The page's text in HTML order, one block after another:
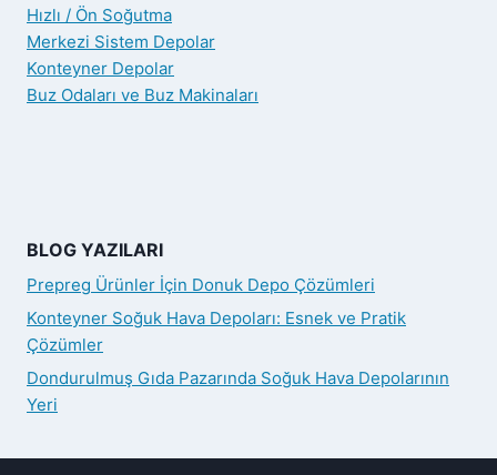
Hızlı / Ön Soğutma
Merkezi Sistem Depolar
Konteyner Depolar
Buz Odaları ve Buz Makinaları
BLOG YAZILARI
Prepreg Ürünler İçin Donuk Depo Çözümleri
Konteyner Soğuk Hava Depoları: Esnek ve Pratik
Çözümler
Dondurulmuş Gıda Pazarında Soğuk Hava Depolarının
Yeri